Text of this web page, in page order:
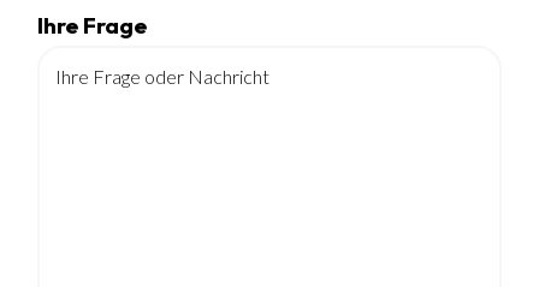
Ihre Frage
Ihre Frage oder Nachricht